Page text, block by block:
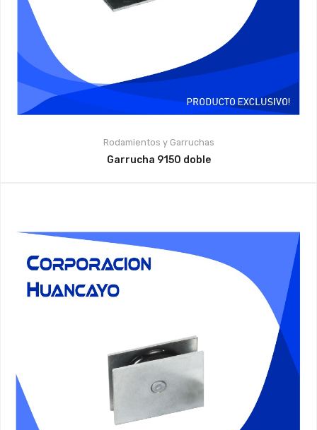
Rodamientos y Garruchas
Garrucha 9150 doble